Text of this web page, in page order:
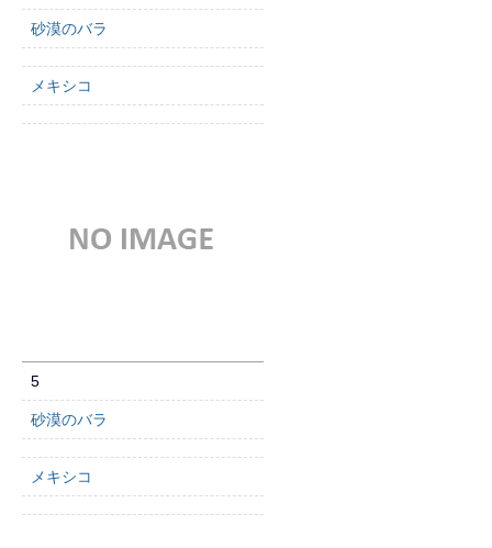
砂漠のバラ
メキシコ
5
砂漠のバラ
メキシコ